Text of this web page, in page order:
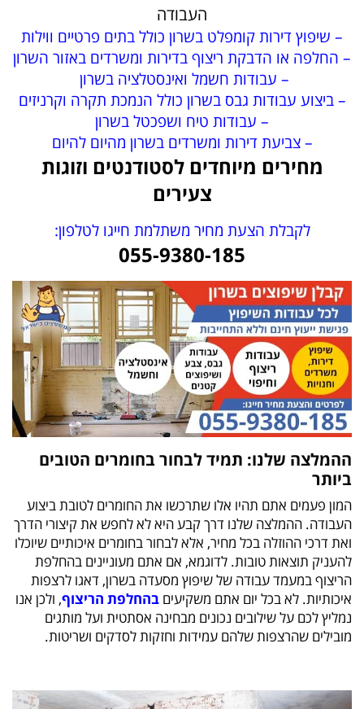
העבודה
– שיפוץ דירות קומפלט בשרון כולל בתים פרטיים ווילות
– החלפה או הדבקת ריצוף בדירות ומשרדים באזור השרון
– עבודות חשמל ואינסטלציה בשרון
– ביצוע עבודות גבס בשרון כולל הנמכת תקרה וקרניזים
– עבודות טיח ושפכטל בשרון
– צביעת דירות ומשרדים בשרון מהיום להיום
מחירים מיוחדים לסטודנטים וזוגות
צעירים
לקבלת הצעת מחיר משתלמת חייגו לטלפון:
055-9380-185
ההמלצה שלנו: תמיד לבחור בחומרים הטובים
ביותר
המון פעמים אתם תהיו אלו שתרכשו את החומרים לטובת ביצוע
העבודה. ההמלצה שלנו דרך קבע היא לא לחפש את קיצורי הדרך
ואת דרכי ההוזלה בכל מחיר, אלא לבחור בחומרים איכותיים שיוכלו
להעניק תוצאות טובות. לדוגמא, אם אתם מעוניינים בהחלפת
הריצוף במעמד עבודה של שיפוץ מסעדה בשרון, דאגו לרצפות
איכותיות. לא בכל יום אתם משקיעים בהחלפת הריצוף, ולכן אנו
נמליץ לכם על שילובים נכונים מבחינה אסתטית ועל מותגים
מובילים שהרצפות שלהם עמידות וחזקות לסדקים ושריטות.